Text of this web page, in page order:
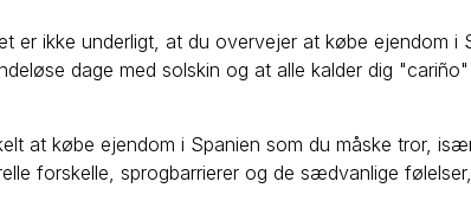
er ikke underligt, at du overvejer at købe ejendom i
dage med solskin og at alle kalder dig
at købe ejendom i Spanien som du måske tror,
forskelle, sprogbarrierer og de sædvanlige